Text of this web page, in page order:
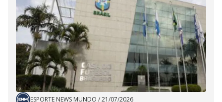
ESPORTE NEWS MUNDO /21/07/2026